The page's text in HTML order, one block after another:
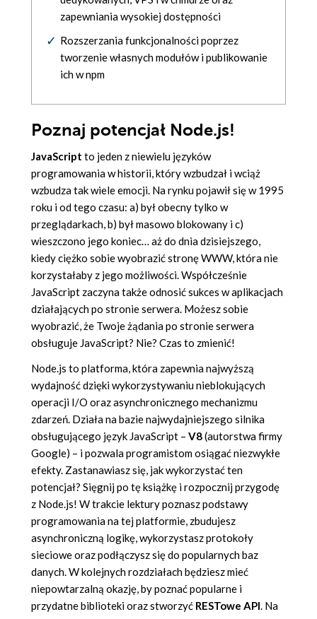
zapewniania wysokiej dostępności
Rozszerzania funkcjonalności poprzez
tworzenie własnych modułów i publikowanie
ich w npm
Poznaj potencjał Node.js!
JavaScript to jeden z niewielu języków
programowania w historii, który wzbudzał i wciąż
wzbudza tak wiele emocji. Na rynku pojawił się w 1995
roku i od tego czasu: a) był obecny tylko w
przeglądarkach, b) był masowo blokowany i c)
wieszczono jego koniec… aż do dnia dzisiejszego,
kiedy ciężko sobie wyobrazić stronę WWW, która nie
korzystałaby z jego możliwości. Współcześnie
JavaScript zaczyna także odnosić sukces w aplikacjach
działających po stronie serwera. Możesz sobie
wyobrazić, że Twoje żądania po stronie serwera
obsługuje JavaScript? Nie? Czas to zmienić!
Node.js to platforma, która zapewnia najwyższą
wydajność dzięki wykorzystywaniu nieblokujących
operacji I/O oraz asynchronicznego mechanizmu
zdarzeń. Działa na bazie najwydajniejszego silnika
obsługującego język JavaScript – V8(autorstwa firmy
Google) – i pozwala programistom osiągać niezwykłe
efekty. Zastanawiasz się, jak wykorzystać ten
potencjał? Sięgnij po tę książkę i rozpocznij przygodę
z Node.js! W trakcie lektury poznasz podstawy
programowania na tej platformie, zbudujesz
asynchroniczną logikę, wykorzystasz protokoły
sieciowe oraz podłączysz się do popularnych baz
danych. W kolejnych rozdziałach będziesz mieć
niepowtarzalną okazję, by poznać popularne i
przydatne biblioteki oraz stworzyć RESTowe API. Na